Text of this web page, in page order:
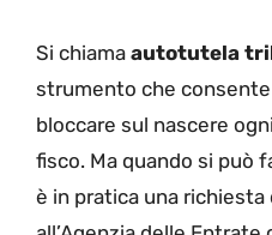
Si chiama autotutela
strumento che
bloccare sul nascere
fisco. Ma quando si può
è in pratica una